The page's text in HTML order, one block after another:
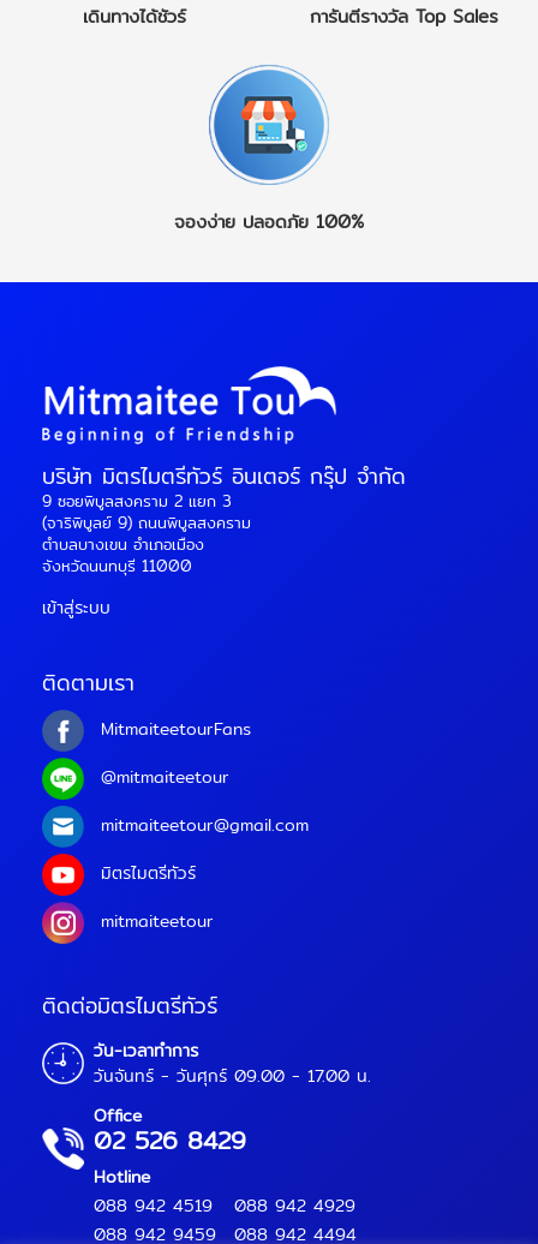
เดินทางได้ชัวร์ การันตีรางวัล Top Sales
จองง่าย ปลอดภัย 100%
บริษัท มิตรไมตรีทัวร์ อินเตอร์ กรุ๊ป จำกัด
9 ซอยพิบูลสงคราม 2 แยก 3
(จาริพิบูลย์ 9) ถนนพิบูลสงคราม
ตำบลบางเขน อำเภอเมือง
จังหวัดนนทบุรี 11000
เข้าสู่ระบบ
ติดตามเรา
MitmaiteetourFans
@mitmaiteetour
mitmaiteetour@gmail.com
มิตรไมตรีทัวร์
mitmaiteetour
ติดต่อมิตรไมตรีทัวร์
วัน-เวลาทำการ
วันจันทร์ - วันศุกร์ 09.00 - 17.00 น.
Office
02 526 8429
Hotline
088 942 4519
088 942 9459
088 942 4929
088 942 4494